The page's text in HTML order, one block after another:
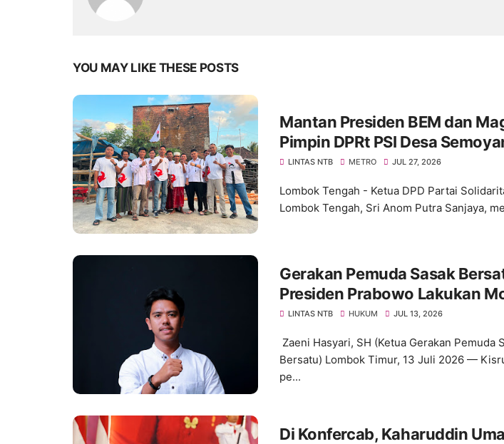
YOU MAY LIKE THESE POSTS
Mantan Presiden BEM dan
Pimpin DPRt PSI Desa
LINTAS NTB METRO JUL 27, 2026
Lombok Tengah - Ketua DPD Partai
Lombok Tengah, Sri Anom Putra Sanjaya,
Gerakan Pemuda Sasak
Presiden Prabowo Lakukan
Perkara di Kejagung dan Polri
LINTAS NTB HUKUM JUL 13, 2026
Zaeni Hasyari, SH (Ketua Gerakan Pemuda
Bersatu) Lombok Timur, 13 Juli 2026 —
pe...
Di Konfercab, Kaharuddin